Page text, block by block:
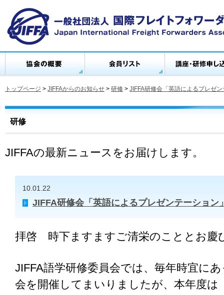
トップページ > JIFFAからのお知らせ > 研修 > JIFFA研修会「英語によるプレゼ
研修
JIFFAの最新ニュースをお届けします。
10.01.22
JIFFA研修会「英語によるプレゼンテーション
拝啓 時下ますますご清栄のこととお慶
JIFFA語学研修委員会では、毎年時宜に
会を開催してまいりましたが、本年度